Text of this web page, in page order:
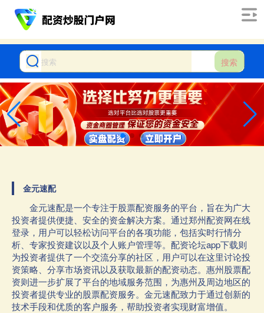
搜索
金元速配
金元速配是一个专注于股票配资服务的平台，旨在为广大
投资者提供便捷、安全的资金解决方案。通过郑州配资网在线
登录，用户可以轻松访问平台的各项功能，包括实时行情分
析、专家投资建议以及个人账户管理等。配资论坛app下载则
为投资者提供了一个交流分享的社区，用户可以在这里讨论投
资策略、分享市场资讯以及获取最新的配资动态。惠州股票配
资则进一步扩展了平台的地域服务范围，为惠州及周边地区的
投资者提供专业的股票配资服务。金元速配致力于通过创新的
技术手段和优质的客户服务，帮助投资者实现财富增值。